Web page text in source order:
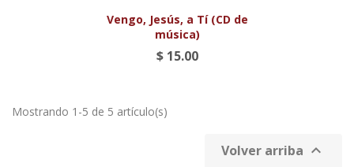
Vengo, Jesús, a Tí (CD de
música)
$ 15.00
Mostrando 1-5 de 5 artículo(s)
Volver arriba 